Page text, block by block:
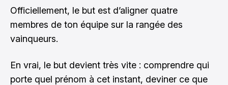
Officiellement, le but est d’aligner quatre
membres de ton équipe sur la rangée des
vainqueurs.
En vrai, le but devient très vite : comprendre qui
porte quel prénom à cet instant, deviner ce que